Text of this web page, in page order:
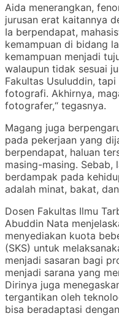
Aida menerangkan,
jurusan erat kaitannya
Ia berpendapat,
kemampuan di bidang
kemampuan menjadi
walaupun tidak sesuai
Fakultas Usuluddin,
fotografi. Akhirnya,
fotografer,“ tegasnya.
Magang juga
pada pekerjaan yang
berpendapat, haluan
masing-masing.
berdampak pada
adalah minat, bakat,
Dosen Fakultas Ilmu
Abuddin Nata
menyediakan kuota
(SKS) untuk
menjadi sasaran bagi
menjadi sarana yang
Dirinya juga
tergantikan oleh
bisa beradaptasi